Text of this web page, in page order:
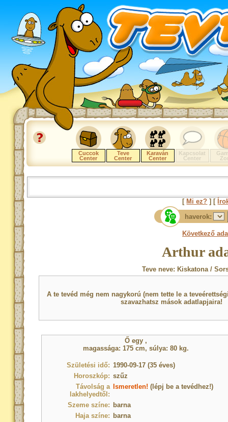
Cuccok
Center
Teve
Center
Karaván
Center
Kapcsolat
Center
[ Mi ez? ] [
haverok:
Következő
Arthur
Teve neve: Kiskatona /
A te tevéd még nem nagykorú (nem tette le a
szavazhatsz mások adatlapjaira!
Ő egy ,
magassága: 175 cm, súlya: 80 kg.
Születési idő: 1990-09-17 (35 éves)
Horoszkóp: szűz
Távolság a
lakhelyedtől:
Ismeretlen! (lépj be a tevédhez!)
Szeme színe: barna
Haja színe: barna